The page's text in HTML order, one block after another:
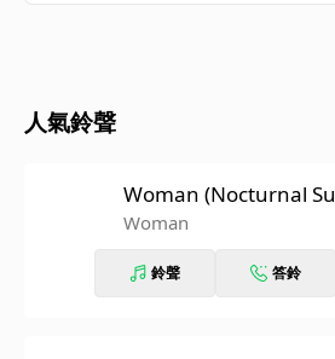
人氣鈴聲
Woman (Nocturnal
Woman
鈴聲 答鈴